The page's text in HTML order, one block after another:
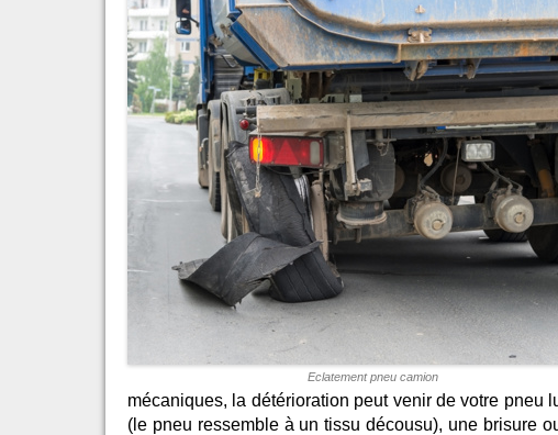
Eclatement pneu camion
mécaniques, la détérioration peut venir de votre pneu
(le pneu ressemble à un tissu décousu), une brisure